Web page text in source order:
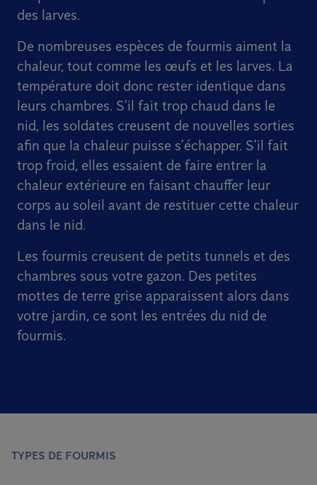
des larves.
De nombreuses espèces de fourmis aiment la
chaleur, tout comme les œufs et les larves. La
température doit donc rester identique dans
leurs chambres. S’il fait trop chaud dans le
nid, les soldates creusent de nouvelles sorties
afin que la chaleur puisse s’échapper. S’il fait
trop froid, elles essaient de faire entrer la
chaleur extérieure en faisant chauffer leur
corps au soleil avant de restituer cette chaleur
dans le nid.
Les fourmis creusent de petits tunnels et des
chambres sous votre gazon. Des petites
mottes de terre grise apparaissent alors dans
votre jardin, ce sont les entrées du nid de
fourmis.
TYPES DE FOURMIS